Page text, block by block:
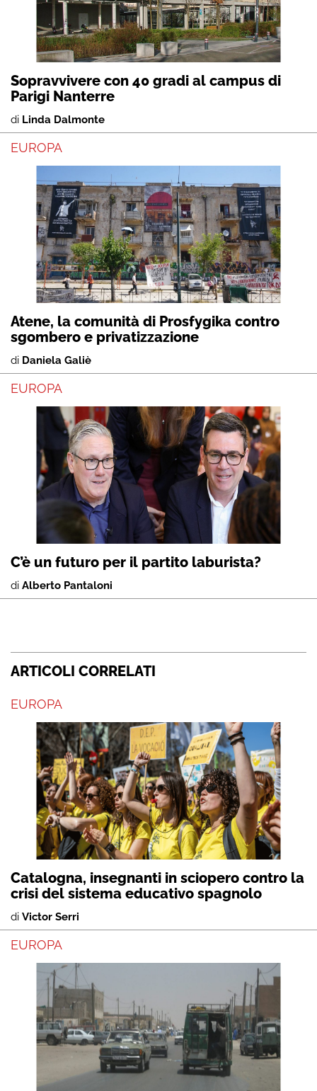
Sopravvivere con 40 gradi al campus di
Parigi Nanterre
di Linda Dalmonte
EUROPA
Atene, la comunità di Prosfygika contro
sgombero e privatizzazione
di Daniela Galiè
EUROPA
C’è un futuro per il partito laburista?
di Alberto Pantaloni
ARTICOLI CORRELATI
EUROPA
Catalogna, insegnanti in sciopero contro la
crisi del sistema educativo spagnolo
di Victor Serri
EUROPA